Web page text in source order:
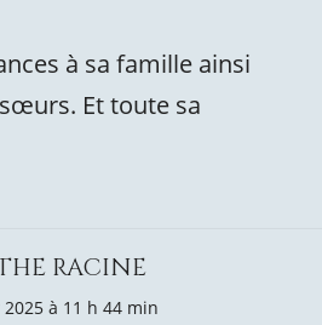
à sa famille ainsi
Et toute sa
RACINE
à 11 h 44 min